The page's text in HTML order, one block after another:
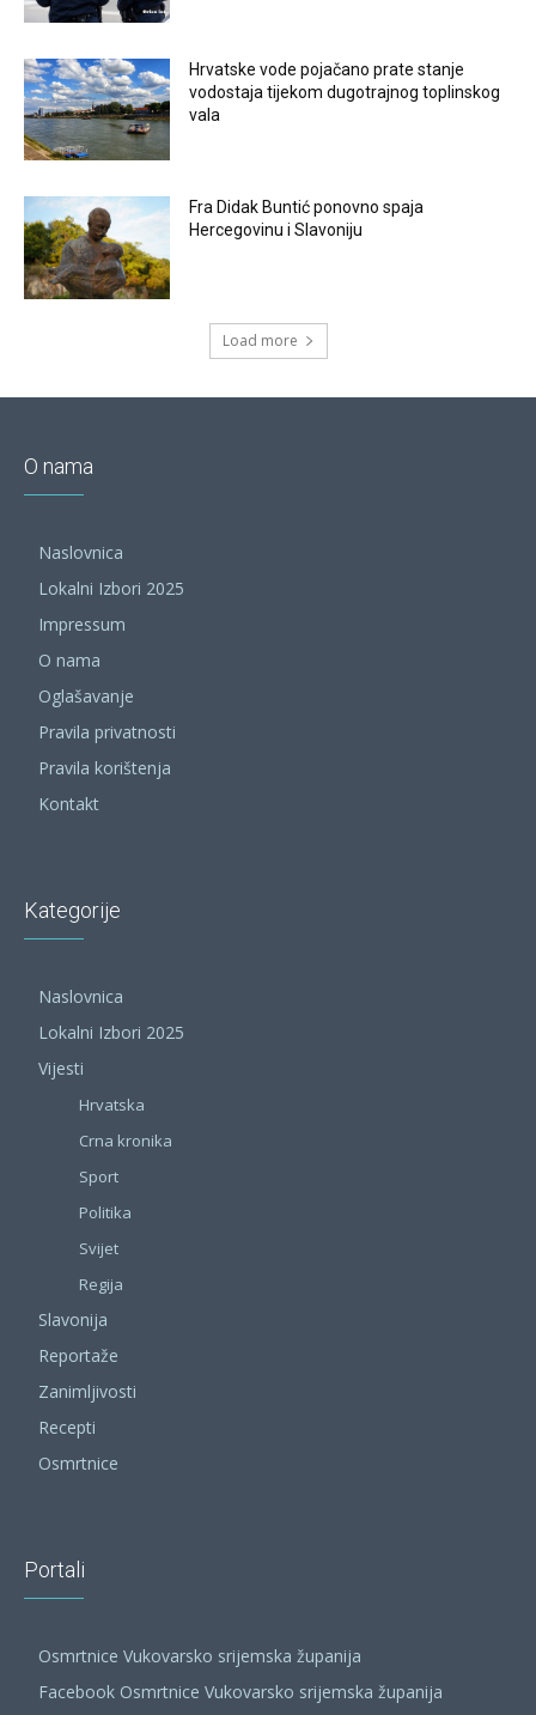
Hrvatske vode pojačano prate stanje
vodostaja tijekom dugotrajnog toplinskog
vala
Fra Didak Buntić ponovno spaja
Hercegovinu i Slavoniju
Load more
O nama
Naslovnica
Lokalni Izbori 2025
Impressum
O nama
Oglašavanje
Pravila privatnosti
Pravila korištenja
Kontakt
Kategorije
Naslovnica
Lokalni Izbori 2025
Vijesti
Hrvatska
Crna kronika
Sport
Politika
Svijet
Regija
Slavonija
Reportaže
Zanimljivosti
Recepti
Osmrtnice
Portali
Osmrtnice Vukovarsko srijemska županija
Facebook Osmrtnice Vukovarsko srijemska županija